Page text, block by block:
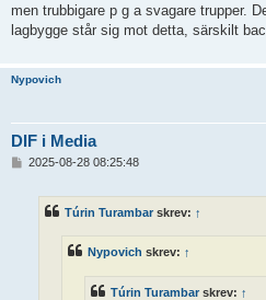
men trubbigare p g a svagare trupper.
lagbygge står sig mot detta, särskilt
Nypovich
DIF i Media
2025-08-28 08:25:48
Túrin Turambar skrev: ↑
Nypovich skrev: ↑
Túrin Turambar skrev: ↑